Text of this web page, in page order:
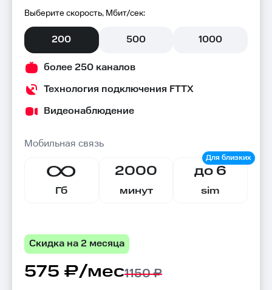
Выберите скорость, Мбит/сек:
200 500 1000
более 250 каналов
Технология подключения FTTX
Видеонаблюдение
Мобильная связь
Гб
2000
минут
до 6
sim
Скидка на 2 месяца
575 ₽/мес1150 ₽